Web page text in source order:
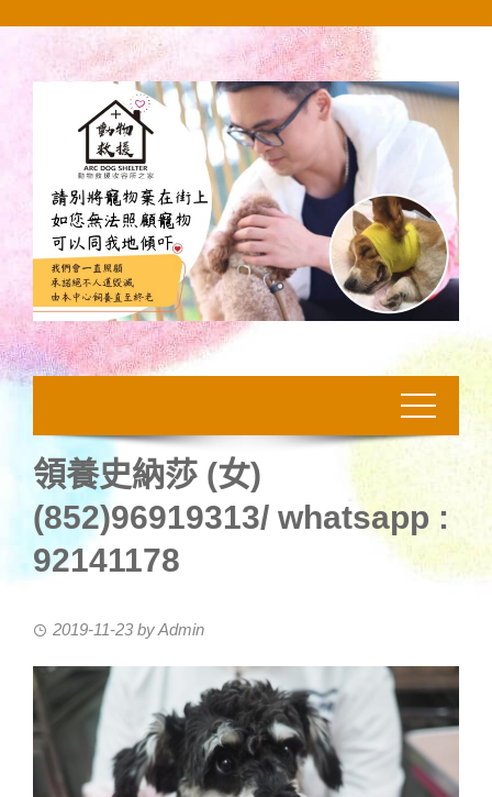
領養史納莎 (女)
(852)96919313/ whatsapp :
92141178
2019-11-23 byAdmin